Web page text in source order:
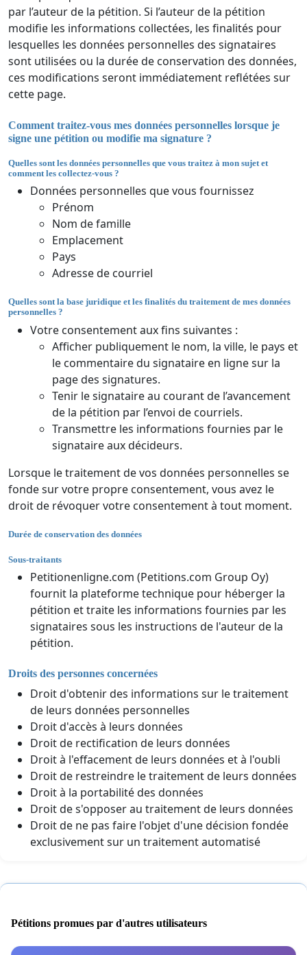
par l’auteur de la pétition. Si l’auteur de la pétition
modifie les informations collectées, les finalités pour
lesquelles les données personnelles des signataires
sont utilisées ou la durée de conservation des données,
ces modifications seront immédiatement reflétées sur
cette page.
Comment traitez-vous mes données personnelles lorsque je
signe une pétition ou modifie ma signature ?
Quelles sont les données personnelles que vous traitez à mon sujet et
comment les collectez-vous ?
Données personnelles que vous fournissez
Prénom
Nom de famille
Emplacement
Pays
Adresse de courriel
Quelles sont la base juridique et les finalités du traitement de mes données
personnelles ?
Votre consentement aux fins suivantes :
Afficher publiquement le nom, la ville, le pays et
le commentaire du signataire en ligne sur la
page des signatures.
Tenir le signataire au courant de l’avancement
de la pétition par l’envoi de courriels.
Transmettre les informations fournies par le
signataire aux décideurs.
Lorsque le traitement de vos données personnelles se
fonde sur votre propre consentement, vous avez le
droit de révoquer votre consentement à tout moment.
Durée de conservation des données
Sous-traitants
Petitionenligne.com (Petitions.com Group Oy)
fournit la plateforme technique pour héberger la
pétition et traite les informations fournies par les
signataires sous les instructions de l'auteur de la
pétition.
Droits des personnes concernées
Droit d'obtenir des informations sur le traitement
de leurs données personnelles
Droit d'accès à leurs données
Droit de rectification de leurs données
Droit à l'effacement de leurs données et à l'oubli
Droit de restreindre le traitement de leurs données
Droit à la portabilité des données
Droit de s'opposer au traitement de leurs données
Droit de ne pas faire l'objet d'une décision fondée
exclusivement sur un traitement automatisé
Pétitions promues par d'autres utilisateurs